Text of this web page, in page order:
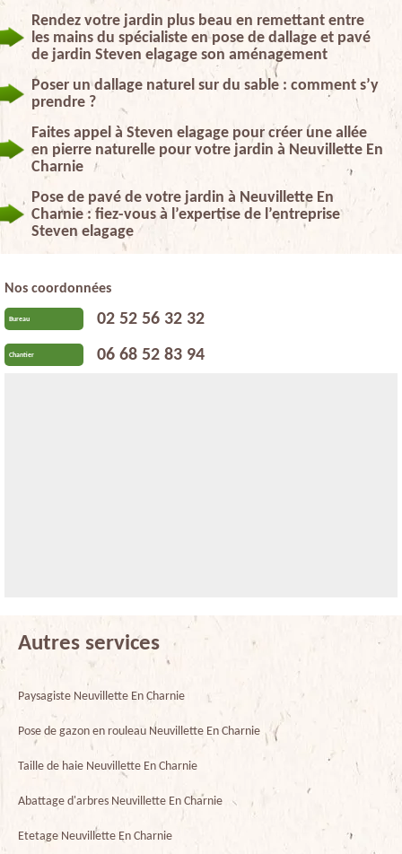
Rendez votre jardin plus beau en remettant entre
les mains du spécialiste en pose de dallage et pavé
de jardin Steven elagage son aménagement
Poser un dallage naturel sur du sable : comment s’y
prendre ?
Faites appel à Steven elagage pour créer une allée
en pierre naturelle pour votre jardin à Neuvillette En
Charnie
Pose de pavé de votre jardin à Neuvillette En
Charnie : fiez-vous à l’expertise de l’entreprise
Steven elagage
Nos coordonnées
Bureau 02 52 56 32 32
Chantier 06 68 52 83 94
Autres services
Paysagiste Neuvillette En Charnie
Pose de gazon en rouleau Neuvillette En Charnie
Taille de haie Neuvillette En Charnie
Abattage d'arbres Neuvillette En Charnie
Etetage Neuvillette En Charnie